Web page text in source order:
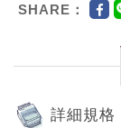
SHARE：
詳細規格